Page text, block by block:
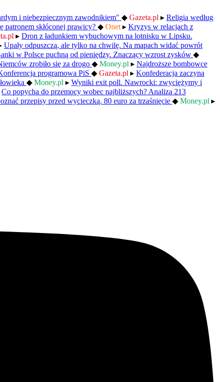
i niebezpiecznym zawodnikiem" ◆ Gazeta.pl ▸ Religia według
skłóconej prawicy? ◆ Onet ▸ Kryzys w relacjach z
▸ Dron z ładunkiem wybuchowym na lotnisku w Lipsku.
Upały odpuszczą, ale tylko na chwilę. Na mapach widać powrót
w Polsce puchną od pieniędzy. Znaczący wzrost zysków ◆
zrobiło się za drogo ◆ Money.pl ▸ Najdroższe bombowce
programowa PiS ◆ Gazeta.pl ▸ Konfederacja zaczyna
◆ Money.pl ▸ Wyniki exit poll. Nawrocki: zwyciężymy i
Co popycha do przemocy wobec najbliższych? Analiza 213
przepisy przed wycieczką. 80 euro za trzaśnięcie ◆ Money.pl ▸